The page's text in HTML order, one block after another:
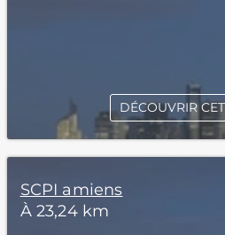
DÉCOUVRIR
SCPI amiens
À 23,24 km